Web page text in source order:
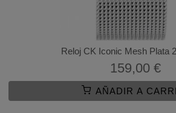
Reloj CK Iconic Mesh Plata
159,00 €
AÑADIR A